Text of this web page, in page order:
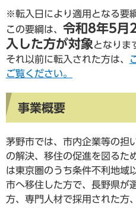
※転入日により適用となる要
この要綱は、 令和8年5月
入した方が対象となりま
それ以前に転入された方は、
ご覧ください。
事業概要
茅野市では、市内企業等の担
の解決、移住の促進を図るた
は東京圏のうち条件不利地域
市へ移住した方で、長野県が
方、専門人材で採用された方